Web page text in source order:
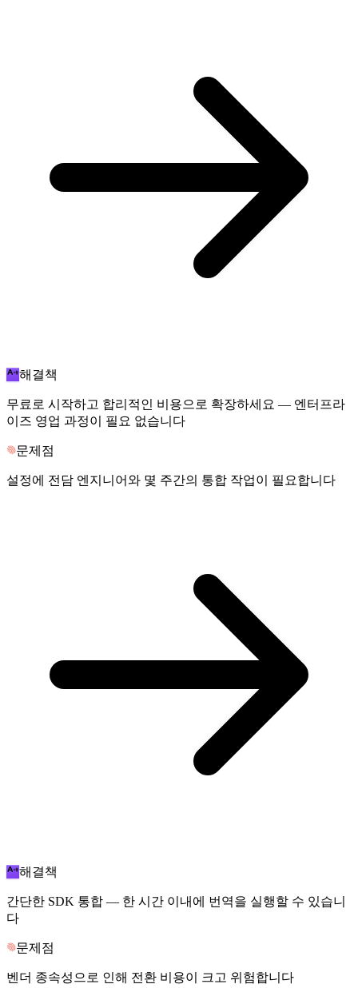
해결책
무료로 시작하고 합리적인 비용으로 확장하세요 — 엔터프라
이즈 영업 과정이 필요 없습니다
문제점
설정에 전담 엔지니어와 몇 주간의 통합 작업이 필요합니다
해결책
간단한 SDK 통합 — 한 시간 이내에 번역을 실행할 수 있습니
다
문제점
벤더 종속성으로 인해 전환 비용이 크고 위험합니다